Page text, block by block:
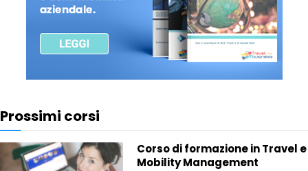
Prossimi corsi
Corso di formazione in Travel e
Mobility Management